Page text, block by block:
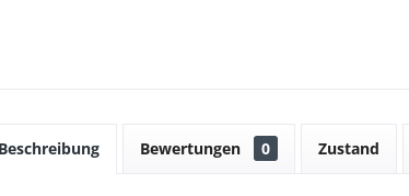
Beschreibung Bewertungen 0 Zustand